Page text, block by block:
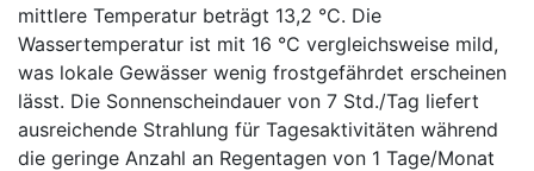
mittlere Temperatur beträgt 13,2 °C. Die
Wassertemperatur ist mit 16 °C vergleichsweise mild,
was lokale Gewässer wenig frostgefährdet erscheinen
lässt. Die Sonnenscheindauer von 7 Std./Tag liefert
ausreichende Strahlung für Tagesaktivitäten während
die geringe Anzahl an Regentagen von 1 Tage/Monat